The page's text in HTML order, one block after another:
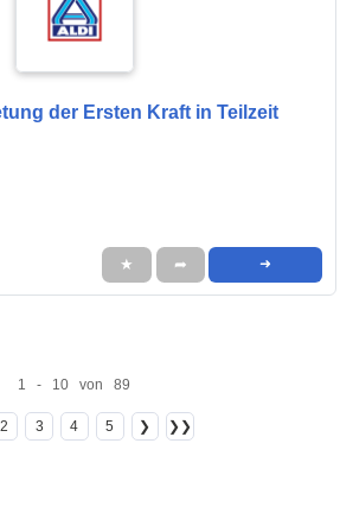
der Ersten Kraft in Teilzeit
★ ➦ ➜
1 - 10 von 89
2 3 4 5 ❯ ❯❯